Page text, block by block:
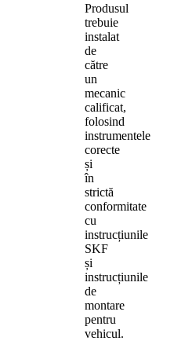
Produsul
trebuie
instalat
de
către
un
mecanic
calificat,
folosind
instrumentele
corecte
și
în
strictă
conformitate
cu
instrucțiunile
SKF
și
instrucțiunile
de
montare
pentru
vehicul.